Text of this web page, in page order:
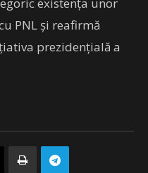
PNL și reafirmă
prezidențială a